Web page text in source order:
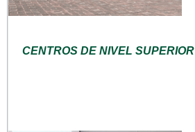
CENTROS DE NIVEL SUPERIOR